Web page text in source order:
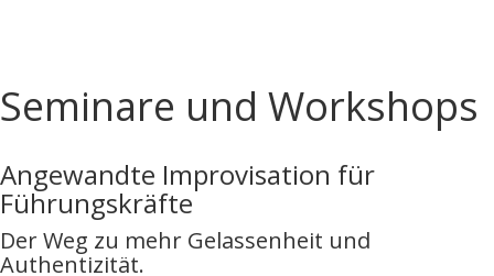
Seminare und Workshops
Angewandte Improvisation für
Führungskräfte
Der Weg zu mehr Gelassenheit und
Authentizität.